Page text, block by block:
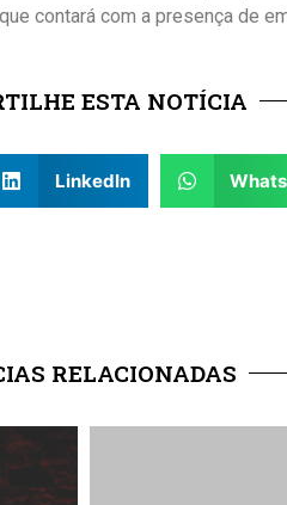
contará com a presença de
ESTA NOTÍCIA
LinkedIn
RELACIONADAS